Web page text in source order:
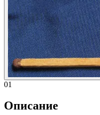
01
Описание